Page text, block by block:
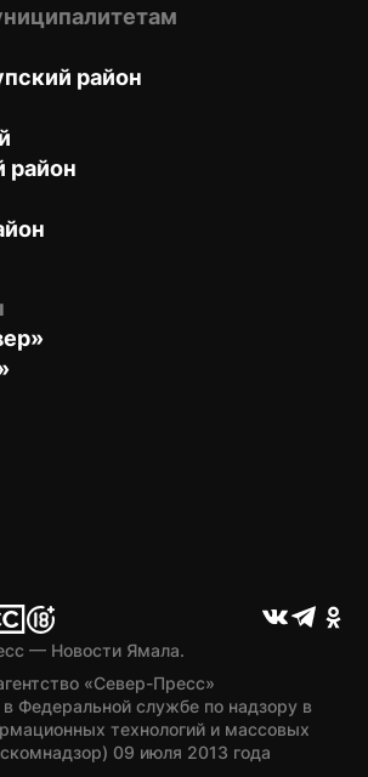
район
район
— Новости Ямала.
«Север-Пресс»
в Федеральной службе по надзору в
технологий и массовых
09 июля 2013 года